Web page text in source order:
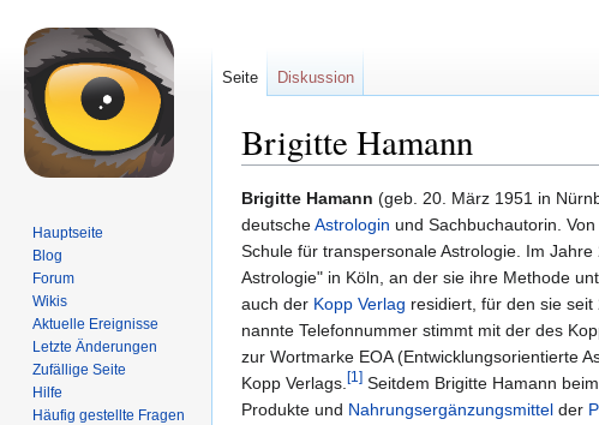
Brigitte Hamann
Zur
Navigation
springen
Zur
Suche
springen
Brigitte Hamann (geb. 20. März 1951 in
deutscheAstrologin und Sachbuchautorin.
Schule für transpersonale Astrologie. Im
Astrologie" in Köln, an der sie ihre Methode
auch der Kopp Verlag residiert, für den sie
nannte Telefonnummer stimmt mit der des
zur Wortmarke EOA (Entwicklungsorientierte
Kopp Verlags.[1] Seitdem Brigitte Hamann
Produkte und Nahrungsergänzungsmittel der
Seite Diskussion
Hauptseite
Blog
Forum
Wikis
Aktuelle Ereignisse
Letzte Änderungen
Zufällige Seite
Hilfe
Häufig gestellte Fragen